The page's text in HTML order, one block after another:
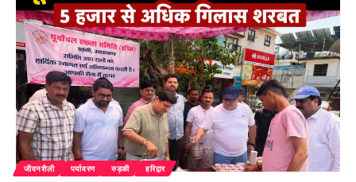
जीवनशैली पर्यावरण रुड़की हरिद्वार